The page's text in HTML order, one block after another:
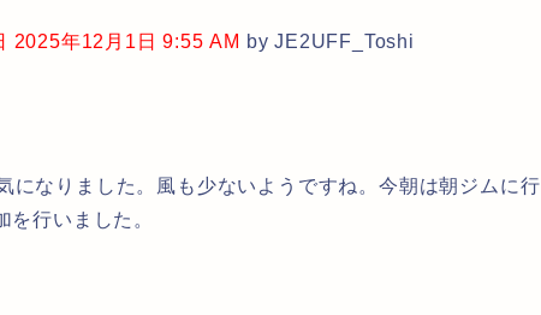
2025年12月1日 9:55 AM by JE2UFF_Toshi
になりました。風も少ないようですね。今朝は朝ジムに行
行いました。